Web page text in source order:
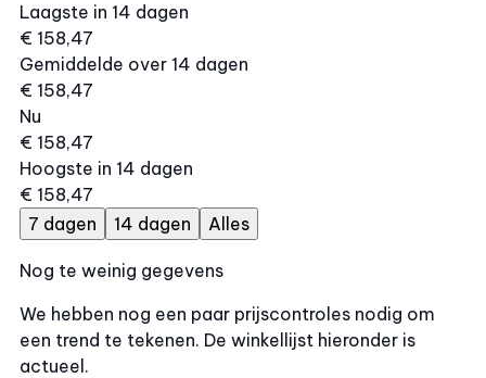
Laagste in 14 dagen
€ 158,47
Gemiddelde over 14 dagen
€ 158,47
Nu
€ 158,47
Hoogste in 14 dagen
€ 158,47
7 dagen
14 dagen Alles
Nog te weinig gegevens
We hebben nog een paar prijscontroles nodig om
een trend te tekenen. De winkellijst hieronder is
actueel.